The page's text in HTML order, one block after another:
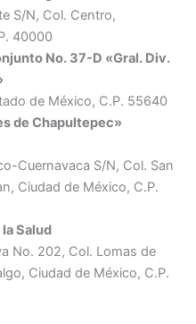
S/N, Col. Centro,
40000
No. 37-D «Gral. Div.
de México, C.P. 55640
de Chapultepec»
Cuernavaca S/N, Col. San
Ciudad de México, C.P.
Salud
No. 202, Col. Lomas de
Ciudad de México, C.P.